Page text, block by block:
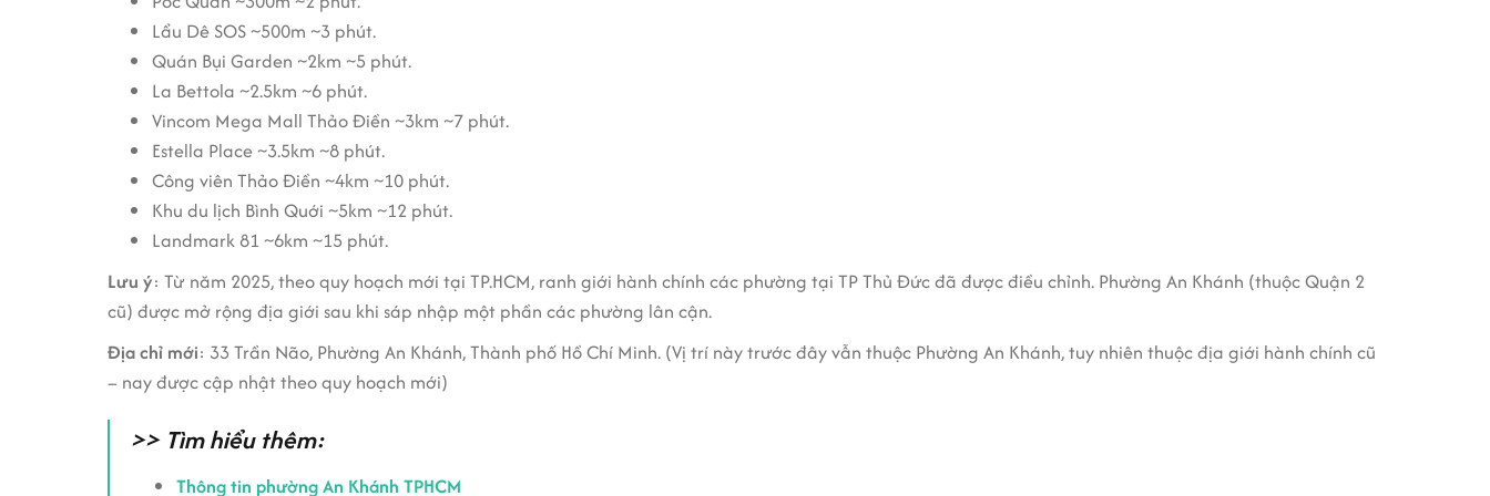
Lẩu Dê SOS ~500m ~3 phút.
Quán Bụi Garden ~2km ~5 phút.
La Bettola ~2.5km ~6 phút.
Vincom Mega Mall Thảo Điền ~3km ~7 phút.
Estella Place ~3.5km ~8 phút.
Công viên Thảo Điền ~4km ~10 phút.
Khu du lịch Bình Quới ~5km ~12 phút.
Landmark 81 ~6km ~15 phút.
Lưu ý: Từ năm 2025, theo quy hoạch mới tại TP.HCM, ranh giới hành chính các phường tại TP Thủ Đức đã được điều chỉnh. Phường An Khánh (thuộc Quận 2
cũ) được mở rộng địa giới sau khi sáp nhập một phần các phường lân cận.
Địa chỉ mới: 33 Trần Não, Phường An Khánh, Thành phố Hồ Chí Minh. (Vị trí này trước đây vẫn thuộc Phường An Khánh, tuy nhiên thuộc địa giới hành chính cũ
– nay được cập nhật theo quy hoạch mới)
>> Tìm hiểu thêm:
Thông tin phường An Khánh TPHCM